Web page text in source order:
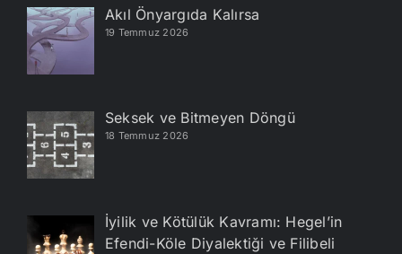
Akıl Önyargıda Kalırsa
19 Temmuz 2026
Seksek ve Bitmeyen Döngü
18 Temmuz 2026
İyilik ve Kötülük Kavramı: Hegel’in
Efendi-Köle Diyalektiği ve Filibeli